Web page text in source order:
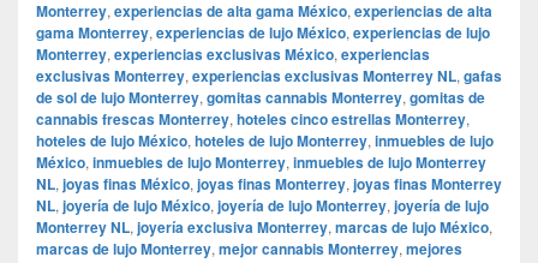
Monterrey, experiencias de alta gama México, experiencias de alta
gama Monterrey, experiencias de lujo México, experiencias de lujo
Monterrey, experiencias exclusivas México, experiencias
exclusivas Monterrey, experiencias exclusivas Monterrey NL, gafas
de sol de lujo Monterrey, gomitas cannabis Monterrey, gomitas de
cannabis frescas Monterrey, hoteles cinco estrellas Monterrey,
hoteles de lujo México, hoteles de lujo Monterrey, inmuebles de lujo
México, inmuebles de lujo Monterrey, inmuebles de lujo Monterrey
NL, joyas finas México, joyas finas Monterrey, joyas finas Monterrey
NL, joyería de lujo México, joyería de lujo Monterrey, joyería de lujo
Monterrey NL, joyería exclusiva Monterrey, marcas de lujo México,
marcas de lujo Monterrey, mejor cannabis Monterrey, mejores